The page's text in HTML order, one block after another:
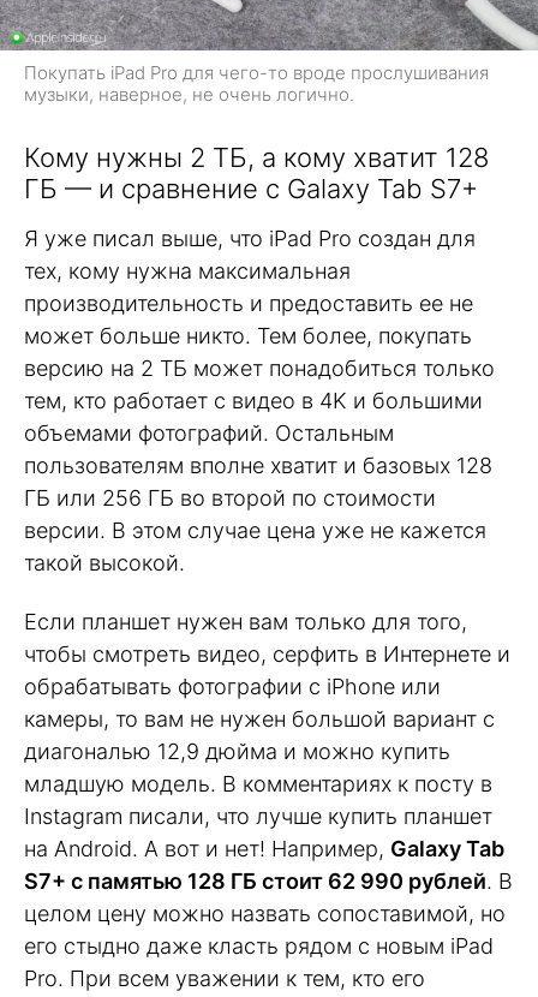
Покупать iPad Pro для чего-то вроде прослушивания
музыки, наверное, не очень логично.
Кому нужны 2 ТБ, а кому хватит 128
ГБ — и сравнение с Galaxy Tab S7+
Я уже писал выше, что iPad Pro создан для
тех, кому нужна максимальная
производительность и предоставить ее не
может больше никто. Тем более, покупать
версию на 2 ТБ может понадобиться только
тем, кто работает с видео в 4K и большими
объемами фотографий. Остальным
пользователям вполне хватит и базовых 128
ГБ или 256 ГБ во второй по стоимости
версии. В этом случае цена уже не кажется
такой высокой.
Если планшет нужен вам только для того,
чтобы смотреть видео, серфить в Интернете и
обрабатывать фотографии с iPhone или
камеры, то вам не нужен большой вариант с
диагональю 12,9 дюйма и можно купить
младшую модель. В комментариях к посту в
Instagram писали, что лучше купить планшет
на Android. А вот и нет! Например, Galaxy Tab
S7+ с памятью 128 ГБ стоит 62 990 рублей. В
целом цену можно назвать сопоставимой, но
его стыдно даже класть рядом с новым iPad
Pro. При всем уважении к тем, кто его